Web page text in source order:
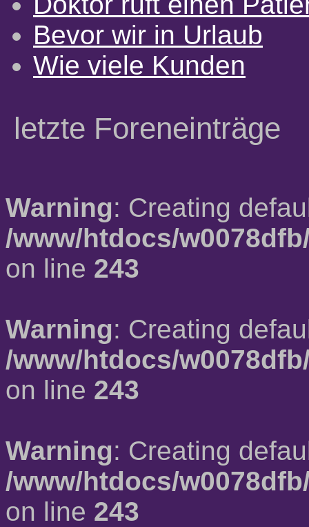
Bevor wir in Urlaub
Wie viele Kunden
letzte Foreneinträge
Warning: Creating
/www/htdocs/
on line 243
Warning: Creating
/www/htdocs/
on line 243
Warning: Creating
/www/htdocs/
on line 243